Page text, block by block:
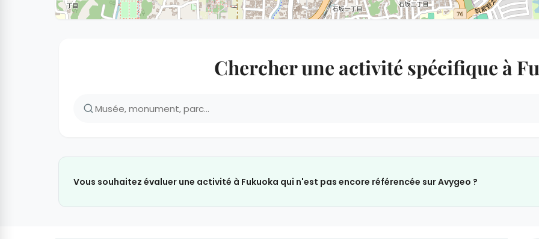
Chercher une activité spécifique à
Vous souhaitez évaluer une activité à Fukuoka qui n'est pas encore référencée sur Avygeo ?